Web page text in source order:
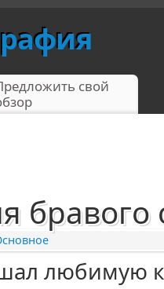
свой
бравого
любимую